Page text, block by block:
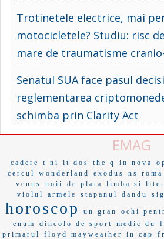
Trotinetele electrice, mai
motocicletele? Studiu: risc
mare de traumatisme
Senatul SUA face pasul
reglementarea
schimba prin Clarity Act
EMAG
cadere t ni it dos the q in nova
cercul
wonderland exodus ns roma
venus
noii de plata limba si
violul
armele stapanul dandu
horoscop un gran ochi
enum
dincolo de sport medic du
primarul
floyd mayweather in cap